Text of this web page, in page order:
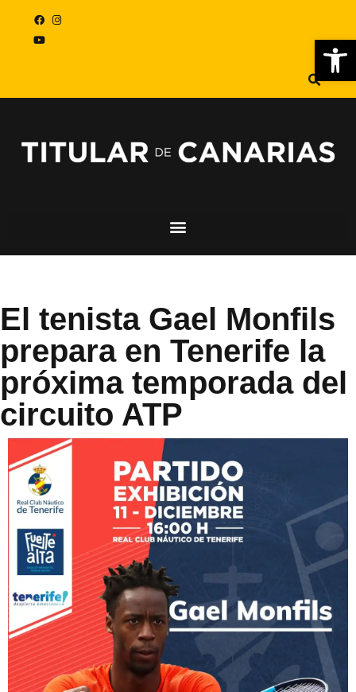
El tenista Gael Monfils
prepara en Tenerife la
próxima temporada del
circuito ATP